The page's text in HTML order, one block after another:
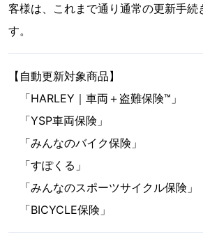
客様は、これまで通り通常の更新手続
す。
【自動更新対象商品】
「HARLEY｜車両＋盗難保険™」
「YSP車両保険」
「みんなのバイク保険」
「すぽくる」
「みんなのスポーツサイクル保険」
「BICYCLE保険」